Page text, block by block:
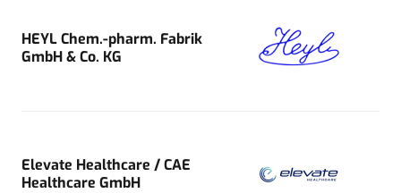
HEYL Chem.-pharm. Fabrik
GmbH & Co. KG
Elevate Healthcare / CAE
Healthcare GmbH